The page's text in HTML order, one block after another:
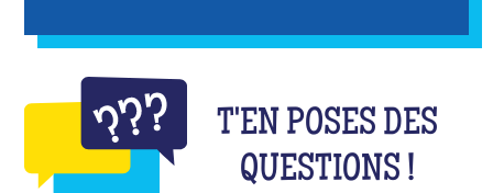
T'EN POSES DES
QUESTIONS !